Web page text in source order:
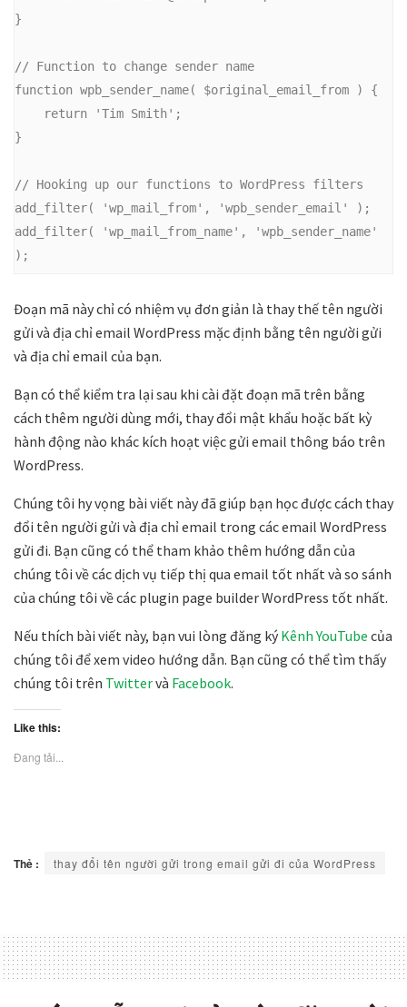
}
// Function to change sender name
function wpb_sender_name( $original_email_from ) {
}
// Hooking up our functions to WordPress filters
add_filter( 'wp_mail_from', 'wpb_sender_email' );
add_filter( 'wp_mail_from_name', 'wpb_sender_name'
);
Đoạn mã này chỉ có nhiệm vụ đơn giản là thay thế tên người
gửi và địa chỉ email WordPress mặc định bằng tên người gửi
và địa chỉ email của bạn.
Bạn có thể kiểm tra lại sau khi cài đặt đoạn mã trên bằng
cách thêm người dùng mới, thay đổi mật khẩu hoặc bất kỳ
hành động nào khác kích hoạt việc gửi email thông báo trên
WordPress.
Chúng tôi hy vọng bài viết này đã giúp bạn học được cách thay
đổi tên người gửi và địa chỉ email trong các email WordPress
gửi đi. Bạn cũng có thể tham khảo thêm hướng dẫn của
chúng tôi về các dịch vụ tiếp thị qua email tốt nhất và so sánh
của chúng tôi về các plugin page builder WordPress tốt nhất.
Nếu thích bài viết này, bạn vui lòng đăng ký Kênh YouTube của
chúng tôi để xem video hướng dẫn. Bạn cũng có thể tìm thấy
chúng tôi trên Twittervà Facebook.
Like this:
Đang tải...
Thẻ : thay đổi tên người gửi trong email gửi đi của WordPress